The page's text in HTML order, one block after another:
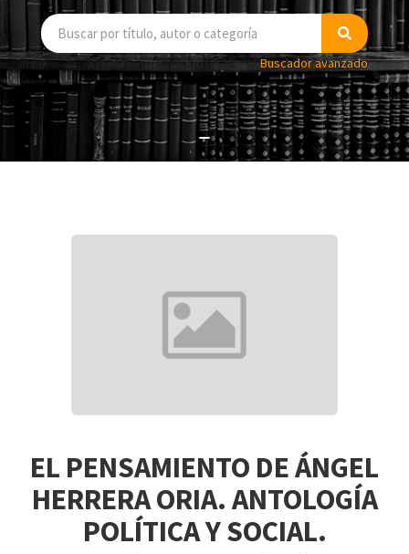
Buscador avanzado
EL PENSAMIENTO DE ÁNGEL
HERRERA ORIA. ANTOLOGÍA
POLÍTICA Y SOCIAL.